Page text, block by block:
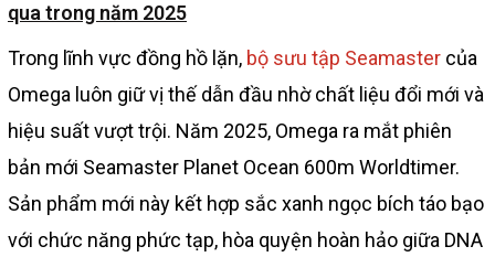
qua trong năm 2025
Trong lĩnh vực đồng hồ lặn, bộ sưu tập Seamaster của
Omega luôn giữ vị thế dẫn đầu nhờ chất liệu đổi mới và
hiệu suất vượt trội. Năm 2025, Omega ra mắt phiên
bản mới Seamaster Planet Ocean 600m Worldtimer.
Sản phẩm mới này kết hợp sắc xanh ngọc bích táo bạo
với chức năng phức tạp, hòa quyện hoàn hảo giữa DNA